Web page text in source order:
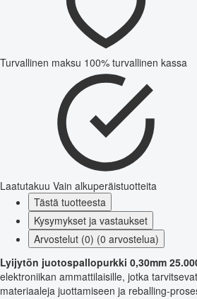
Turvallinen maksu 100% turvallinen kassa
Laatutakuu Vain alkuperäistuotteita
Tästä tuotteesta
Kysymykset ja vastaukset
Arvostelut (0) (0 arvostelua)
Lyijytön juotospallopurkki 0,30mm
elektroniikan ammattilaisille, jotka
materiaaleja juottamiseen ja reballing-